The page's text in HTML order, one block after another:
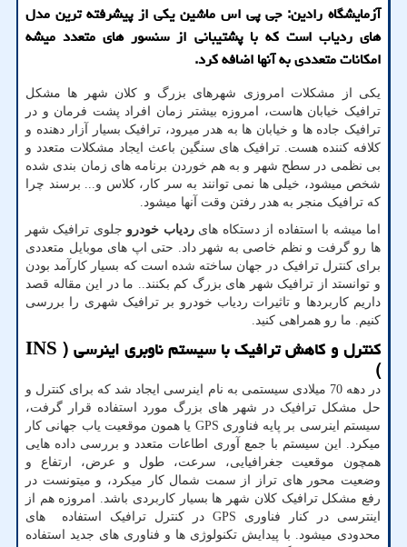
آزمایشگاه رادین: جی پی اس ماشین یکی از پیشرفته ترین مدل
های ردیاب است که با پشتیبانی از سنسور های متعدد میشه
امکانات متعددی به آنها اضافه کرد.
یکی از مشکلات امروزی شهرهای بزرگ و کلان شهر ها مشکل
ترافیک خیابان هاست، امروزه بیشتر زمان افراد پشت فرمان و در
ترافیک جاده ها و خیابان ها به هدر میرود، ترافیک بسیار آزار دهنده و
کلافه کننده هست. ترافیک های سنگین باعث ایجاد مشکلات متعدد و
بی نظمی در سطح شهر و به هم خوردن برنامه های زمان بندی شده
شخص میشود، خیلی ها نمی توانند به سر کار، کلاس و... برسند چرا
که ترافیک منجر به هدر رفتن وقت آنها میشود.
اما میشه با استفاده از دستکاه هایردیاب خودرو جلوی ترافیک شهر
ها رو گرفت و نظم خاصی به شهر داد. حتی اپ های موبایل متعددی
برای کنترل ترافیک در جهان ساخته شده است که بسیار کارآمد بودن
و توانستد از ترافیک شهر های بزرگ کم بکنند.. ما در این مقاله قصد
داریم کاربردها و تاثیرات ردیاب خودرو بر ترافیک شهری را بررسی
کنیم. ما رو همراهی کنید.
کنترل و کاهش ترافیک با سیستم ناوبری اینرسی ( INS
)
در دهه 70 میلادی سیستمی به نام اینرسی ایجاد شد که برای کنترل و
حل مشکل ترافیک در شهر های بزرگ مورد استفاده قرار گرفت،
سیستم اینرسی بر پایه فناوری GPS یا همون موقعیت یاب جهانی کار
میکرد. این سیستم با جمع آوری اطاعات متعدد و بررسی داده هایی
همچون موقعیت جغرافیایی، سرعت، طول و عرض، ارتفاع و
وضعیت محور های تراز از سمت شمال کار میکرد، و میتونست در
رفع مشکل ترافیک کلان شهر ها بسیار کاربردی باشد. امروزه هم از
اینترسی در کنار فناوری GPS در کنترل ترافیک استفاده های
محدودی میشود. با پیدایش تکنولوژی ها و فناوری های جدید استفاده